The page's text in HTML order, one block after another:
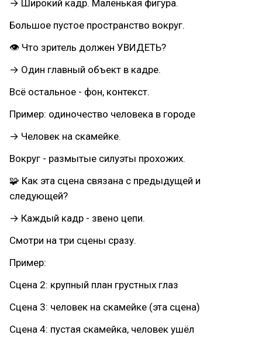
→ Широкий кадр. Маленькая фигура.
Большое пустое пространство вокруг.
👁 Что зритель должен УВИДЕТЬ?
→ Один главный объект в кадре.
Всё остальное - фон, контекст.
Пример: одиночество человека в городе
→ Человек на скамейке.
Вокруг - размытые силуэты прохожих.
🧩 Как эта сцена связана с предыдущей и
следующей?
→ Каждый кадр - звено цепи.
Смотри на три сцены сразу.
Пример:
Сцена 2: крупный план грустных глаз
Сцена 3: человек на скамейке (эта сцена)
Сцена 4: пустая скамейка, человек ушёл